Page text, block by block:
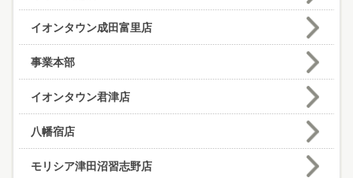
イオンタウン成田富里店
事業本部
イオンタウン君津店
八幡宿店
モリシア津田沼習志野店